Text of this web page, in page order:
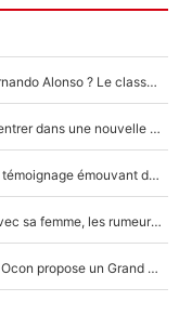
Max Verstappen, Lewis Hamilton… et bientôt Fernando Alonso ? Le classement des pilotes les mieux payés en Formule 1 risque de changer !
F1 - Alpine signe un accord «impensable» et va entrer dans une nouvelle dimension : Grande nouvelle pour Pierre Gasly !
F1 : « Je lui ai fait un câlin, puis j’ai dû partir...», le témoignage émouvant de Max Verstappen sur sa fille
F1 : Charles Leclerc surpris par les paparazzis avec sa femme, les rumeurs étaient vraies !
Comme pour le final du Tour de France, Esteban Ocon propose un Grand Prix de Formule 1 à Paris : «Autour de l’Arc de Triomphe, ce serait génial» !